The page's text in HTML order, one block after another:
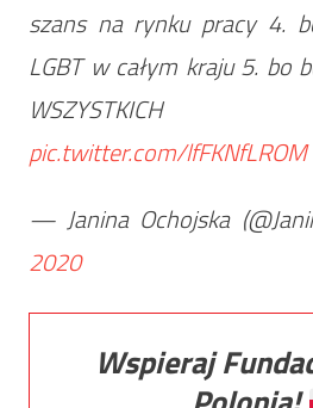
szans na rynku pracy 4.
LGBT w całym kraju 5. bo
pic.twitter.com/lfFKNfLROM
— Janina Ochojska
2020
Wspieraj